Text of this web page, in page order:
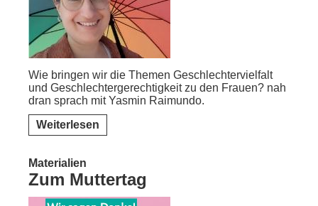
Wie bringen wir die Themen Geschlechtervielfalt
und Geschlechtergerechtigkeit zu den Frauen? nah
dran sprach mit Yasmin Raimundo.
Weiterlesen
Materialien
Zum Muttertag